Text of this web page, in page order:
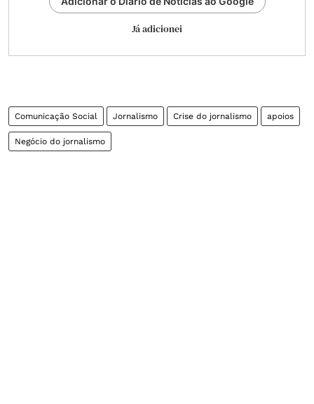
Já adicionei
Comunicação Social Jornalismo Crise do jornalismo apoios
Negócio do jornalismo